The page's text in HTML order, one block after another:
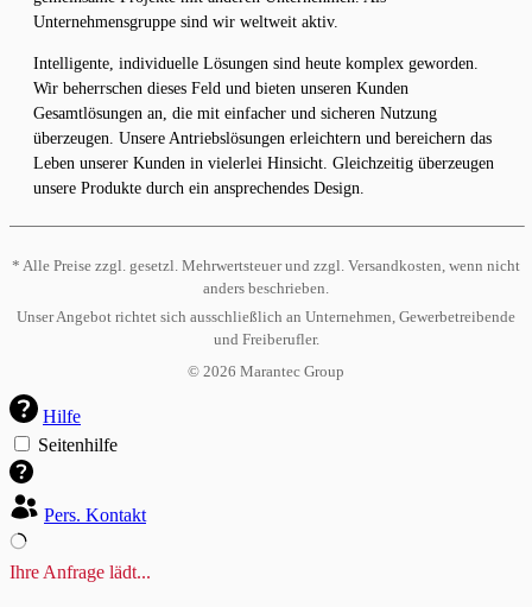
Unternehmensgruppe sind wir weltweit aktiv.
Intelligente, individuelle Lösungen sind heute komplex geworden.
Wir beherrschen dieses Feld und bieten unseren Kunden
Gesamtlösungen an, die mit einfacher und sicheren Nutzung
überzeugen. Unsere Antriebslösungen erleichtern und bereichern das
Leben unserer Kunden in vielerlei Hinsicht. Gleichzeitig überzeugen
unsere Produkte durch ein ansprechendes Design.
* Alle Preise zzgl. gesetzl. Mehrwertsteuer und zzgl. Versandkosten, wenn nicht
anders beschrieben.
Unser Angebot richtet sich ausschließlich an Unternehmen, Gewerbetreibende
und Freiberufler.
© 2026 Marantec Group
Hilfe
Seitenhilfe
Pers. Kontakt
Ihre Anfrage lädt...